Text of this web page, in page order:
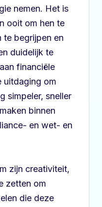
nemen. Het is
ooit om hen te
te begrijpen en
duidelijk te
financiële
uitdaging om
simpeler, sneller
binnen
en wet- en
zijn creativiteit,
zetten om
die deze